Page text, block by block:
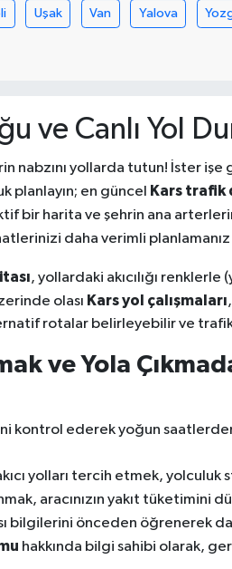
Uşak Van Yalova
ve Canlı Yol
nabzını yollarda tutun! İster
planlayın; en güncel
Kars trafik
bir harita ve şehrin ana
daha verimli
, yollardaki akıcılığı renklerle
olası Kars yol çalışmaları,
rotalar belirleyebilir ve
ve Yola
kontrol ederek yoğun saatlerden
yolları tercih etmek, yolculuk
aracınızın yakıt tüketimini
bilgilerini önceden öğrenerek
hakkında bilgi sahibi olarak,